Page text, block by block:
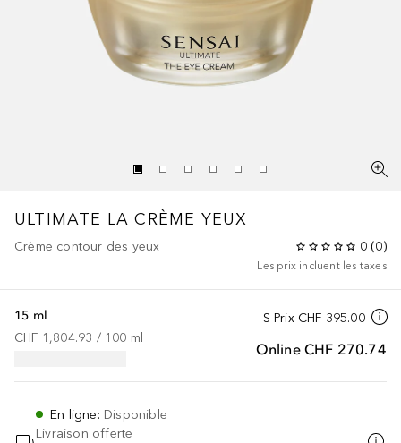
ULTIMATE LA CRÈME YEUX
Crème contour des yeux 0 (0)
Les prix incluent les taxes
S-Prix CHF 395.00
Online CHF 270.74
15 ml
CHF 1,804.93 / 100 ml
En ligne: Disponible
Livraison offerte